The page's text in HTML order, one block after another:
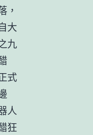
，
大
九
式
人
狂